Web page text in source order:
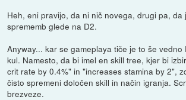
Heh, eni pravijo, da ni nič novega, drugi pa, da
sprememb glede na D2.
Anyway... kar se gameplaya tiče je to še vedno
kul. Namesto, da bi imel en skill tree, kjer bi
crit rate by 0.4%" in "increases stamina by 2",
čisto spremeni določen skill in način igranja.
brezveze.